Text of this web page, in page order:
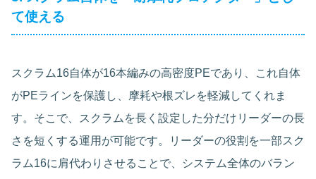
て使える
スクラム16自体が16本編みの高密度PEであり、これ自体
がPEラインを保護し、摩耗や根ズレを軽減してくれま
す。そこで、スクラムを長く設定した分だけリーダーの長
さを短くする運用が可能です。リーダーの役割を一部スク
ラム16に肩代わりさせることで、システム全体のバラン